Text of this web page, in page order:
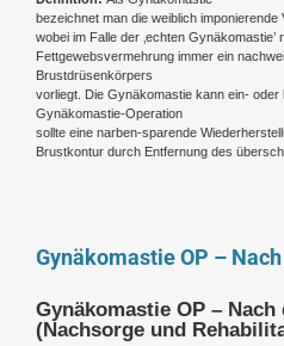
bezeichnet man die weiblich
wobei im Falle der ‚echten Gynäkomastie’
Fettgewebsvermehrung immer ein
Brustdrüsenkörpers
vorliegt. Die Gynäkomastie kann ein- oder
Gynäkomastie-Operation
sollte eine narben-sparende
Brustkontur durch Entfernung des
Gynäkomastie OP –
Gynäkomastie OP –
(Nachsorge und